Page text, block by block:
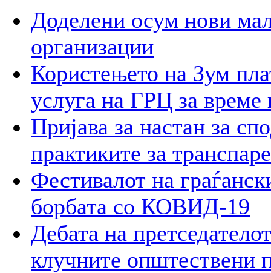
Доделени осум нови
организации
Користењето на Зум
услуга на ГРЦ за време
Пријава за настан за
практиките за
Фестивалот на
борбата со КОВИД-19
Дебата на
клучните општествени